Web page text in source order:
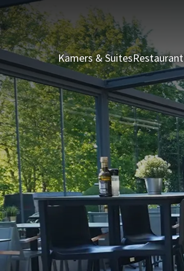
Kamers & SuitesRestaurant